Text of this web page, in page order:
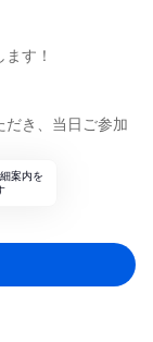
す！
だき、当日ご参加
案内を